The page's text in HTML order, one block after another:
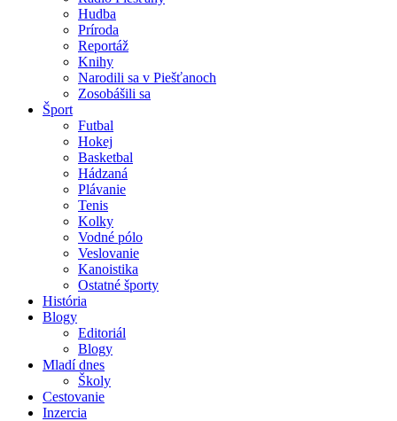
Hudba
Príroda
Reportáž
Knihy
Narodili sa v Piešťanoch
Zosobášili sa
Šport
Futbal
Hokej
Basketbal
Hádzaná
Plávanie
Tenis
Kolky
Vodné pólo
Veslovanie
Kanoistika
Ostatné športy
História
Blogy
Editoriál
Blogy
Mladí dnes
Školy
Cestovanie
Inzercia